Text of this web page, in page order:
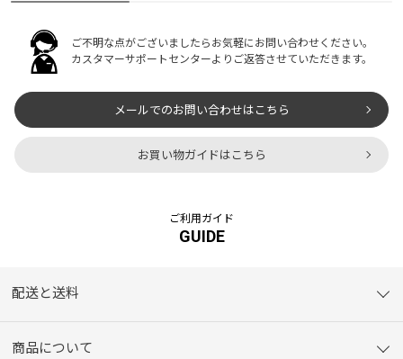
ご不明な点がございましたらお気軽にお問い合わせください。
カスタマーサポートセンターよりご返答させていただきます。
メールでのお問い合わせはこちら
お買い物ガイドはこちら
ご利用ガイド
GUIDE
配送と送料
商品について